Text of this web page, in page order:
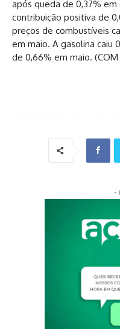
após queda de 0,37% em
contribuição positiva de
preços de combustíveis
em maio. A gasolina caiu
de 0,66% em maio. (COM
-